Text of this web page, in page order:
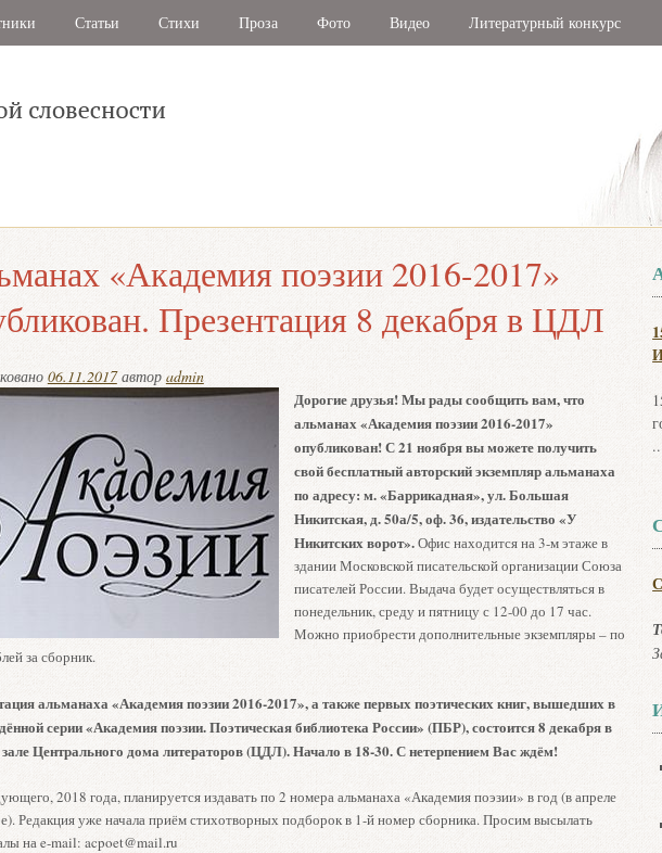
Статьи Стихи Проза Фото Видео Литературный конкурс
«Академия поэзии 2016-2017»
Презентация 8 декабря в ЦДЛ
06.11.2017автор admin
Дорогие друзья! Мы рады сообщить вам, что
альманах «Академия поэзии 2016-2017»
опубликован! С 21 ноября вы можете получить
свой бесплатный авторский экземпляр альманаха
по адресу: м. «Баррикадная», ул. Большая
Никитская, д. 50а/5, оф. 36, издательство «У
Никитских ворот».Офис находится на 3-м этаже в
здании Московской писательской организации Союза
писателей России. Выдача будет осуществляться в
понедельник, среду и пятницу с 12-00 до 17 час.
Можно приобрести дополнительные экземпляры – по
за сборник.
альманаха «Академия поэзии 2016-2017», а также первых поэтических книг, вышедших в
серии «Академия поэзии. Поэтическая библиотека России» (ПБР), состоится 8 декабря в
Центрального дома литераторов (ЦДЛ). Начало в 18-30. С нетерпением Вас ждём!
2018 года, планируется издавать по 2 номера альманаха «Академия поэзии» в год (в апреле
Редакция уже начала приём стихотворных подборок в 1-й номер сборника. Просим высылать
на e-mail: acpoet@mail.ru